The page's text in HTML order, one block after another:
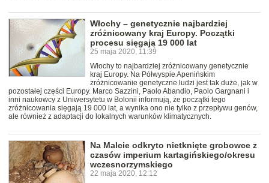
Włochy – genetycznie najbardziej
zróżnicowany kraj Europy. Początki
procesu sięgają 19 000 lat
25 maja 2020, 11:39
Włochy to najbardziej zróżnicowany genetycznie
kraj Europy. Na Półwyspie Apenińskim
zróżnicowanie genetyczne ludzi jest tak duże, jak w
pozostałej części Europy. Marco Sazzini, Paolo Abandio, Paolo Gargnani i
inni naukowcy z Uniwersytetu w Bolonii informują, że początki tego
zróżnicowania sięgają 19 000 lat, a wynika ono nie tylko z przepływu genów,
ale również z adaptacji do lokalnych warunków klimatycznych.
Na Malcie odkryto nietknięte grobowce z
czasów imperium kartagińskiego/okresu
wczesnorzymskiego
22 maja 2020, 12:12